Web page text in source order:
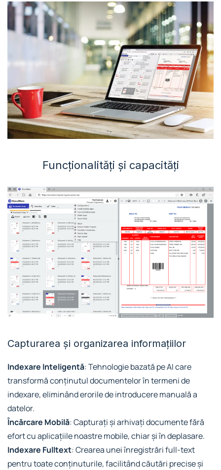
Funcționalități și capacități
Capturarea și organizarea informațiilor
Indexare Inteligentă: Tehnologie bazată pe AI care
transformă conținutul documentelor în termeni de
indexare, eliminând erorile de introducere manuală a
datelor.
Încărcare Mobilă: Capturați și arhivați documente fără
efort cu aplicațiile noastre mobile, chiar și în deplasare.
Indexare Fulltext: Crearea unei înregistrări full-text
pentru toate conținuturile, facilitând căutări precise și